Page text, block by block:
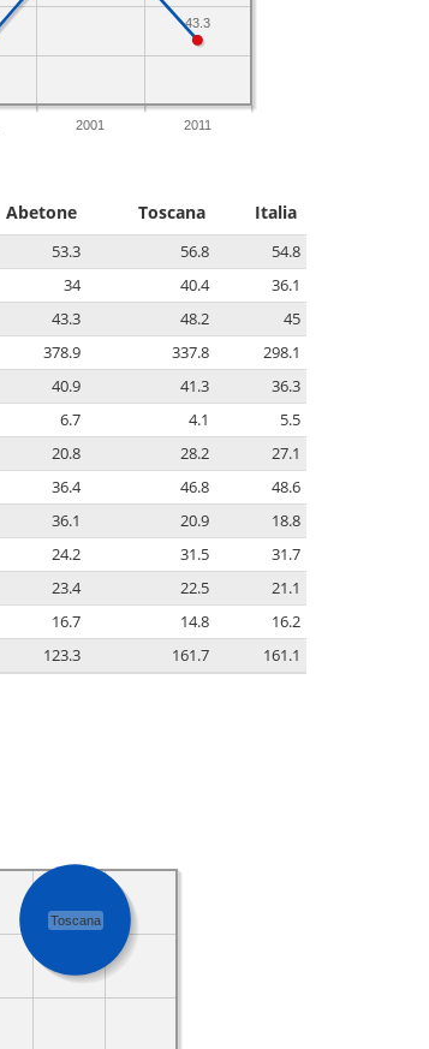
2001 2011
43.3
Abetone Toscana Italia
53.3 56.8
54.8
34 40.4
36.1
43.3 48.2
45
378.9 337.8
298.1
40.9 41.3
36.3
6.7 4.1
5.5
20.8 28.2
27.1
36.4 46.8
48.6
36.1 20.9
18.8
24.2 31.5
31.7
23.4 22.5
21.1
16.7 14.8
16.2
123.3 161.7 161.1
Toscana